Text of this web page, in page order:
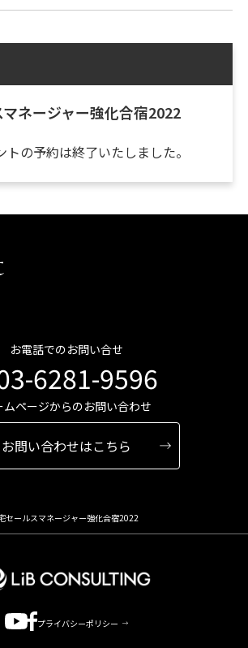
ネージャー強化合宿2022
トの予約は終了いたしました。
お電話でのお問い合せ
6281-9596
ムページからのお問い合わせ
お問い合わせはこちら
セールスマネージャー強化合宿2022
プライバシーポリシー